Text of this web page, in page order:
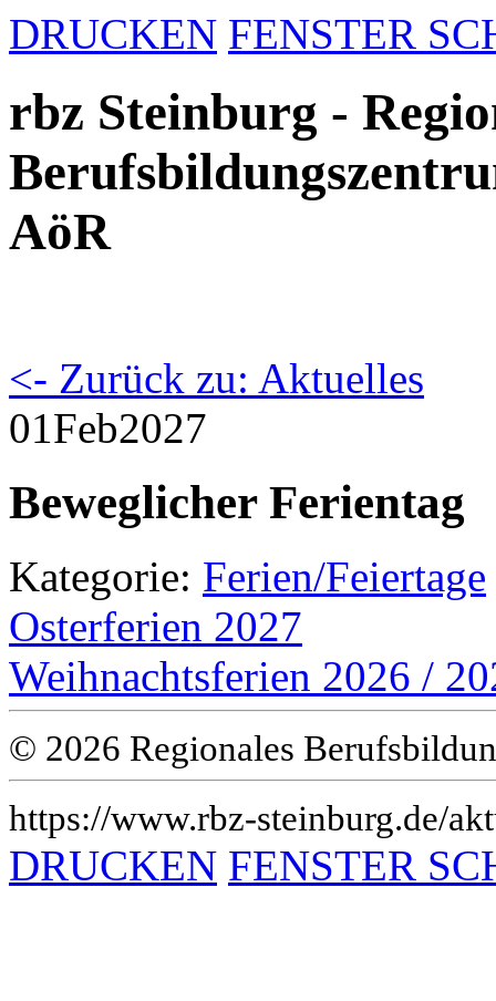
DRUCKEN FENSTER
rbz Steinburg -
AöR
<- Zurück zu: Aktuelles
01Feb2027
Beweglicher Ferientag
Kategorie: Ferien/Feiertage
Osterferien 2027
Weihnachtsferien 2026 /
© 2026 Regionales
https://www.rbz-steinburg.de/
DRUCKEN FENSTER